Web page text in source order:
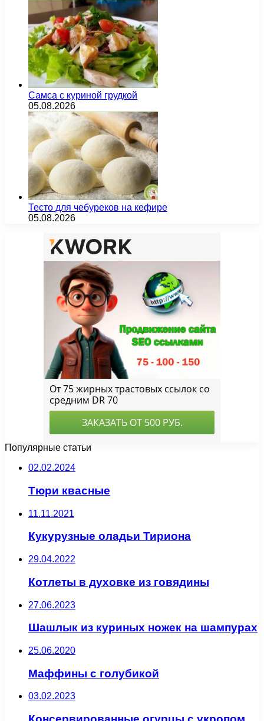
Самса с куриной грудкой
05.08.2026
Тесто для чебуреков на кефире
05.08.2026
Популярные статьи
02.02.2024
Тюри квасные
11.11.2021
Кукурузные оладьи Тириона
29.04.2022
Котлеты в духовке из говядины
27.06.2023
Шашлык из куриных ножек на шампурах
25.06.2020
Маффины с голубикой
03.02.2023